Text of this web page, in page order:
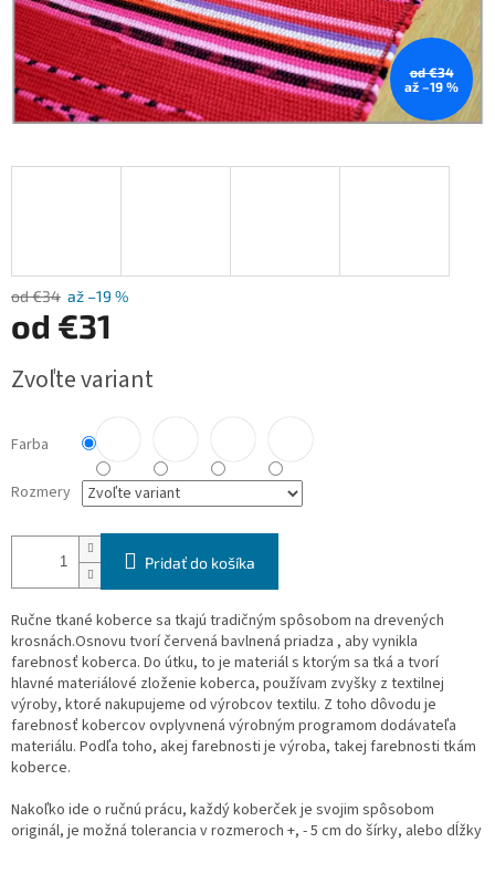
od €34
až –19 %
od €34 až –19 %
od €31
cena:
Zvoľte variant
Farba
Rozmery
Pridať do košíka
Ručne tkané koberce sa tkajú tradičným spôsobom na drevených
krosnách.Osnovu tvorí červená bavlnená priadza , aby vynikla
farebnosť koberca. Do útku, to je materiál s ktorým sa tká a tvorí
hlavné materiálové zloženie koberca, používam zvyšky z textilnej
výroby, ktoré nakupujeme od výrobcov textilu. Z toho dôvodu je
farebnosť kobercov ovplyvnená výrobným programom dodávateľa
materiálu. Podľa toho, akej farebnosti je výroba, takej farebnosti tkám
koberce.
Nakoľko ide o ručnú prácu, každý koberček je svojim spôsobom
originál, je možná tolerancia v rozmeroch +, - 5 cm do šírky, alebo dĺžky